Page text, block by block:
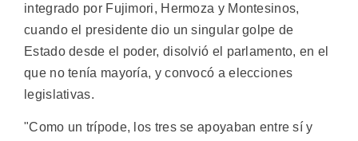
integrado por Fujimori, Hermoza y Montesinos,
cuando el presidente dio un singular golpe de
Estado desde el poder, disolvió el parlamento, en el
que no tenía mayoría, y convocó a elecciones
legislativas.
"Como un trípode, los tres se apoyaban entre sí y